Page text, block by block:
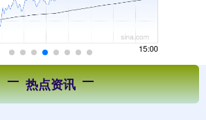
热点资讯